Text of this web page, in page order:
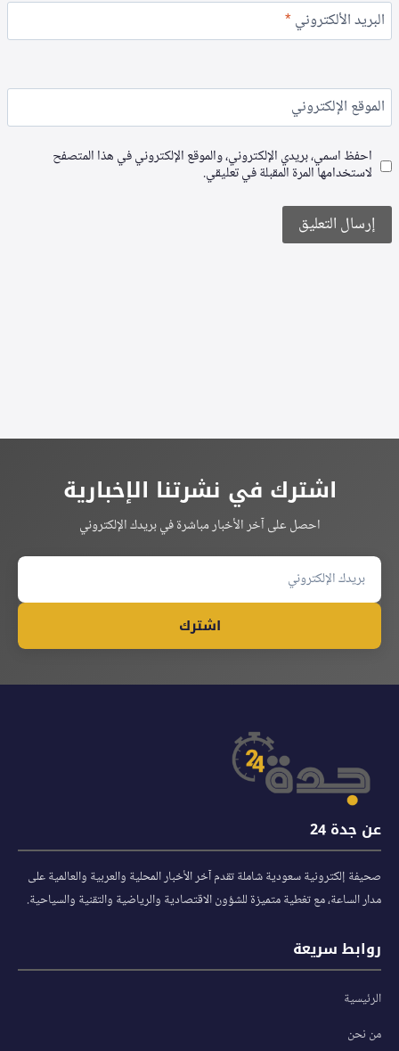
البريد الألكتروني*
الموقع الإلكتروني
احفظ اسمي، بريدي الإلكتروني، والموقع الإلكتروني في هذا المتصفح
لاستخدامها المرة المقبلة في تعليقي.
اشترك في نشرتنا الإخبارية
احصل على آخر الأخبار مباشرة في بريدك الإلكتروني
اشترك
عن جدة 24
صحيفة إلكترونية سعودية شاملة تقدم آخر الأخبار المحلية والعربية والعالمية على
مدار الساعة، مع تغطية متميزة للشؤون الاقتصادية والرياضية والتقنية والسياحية.
روابط سريعة
الرئيسية
من نحن